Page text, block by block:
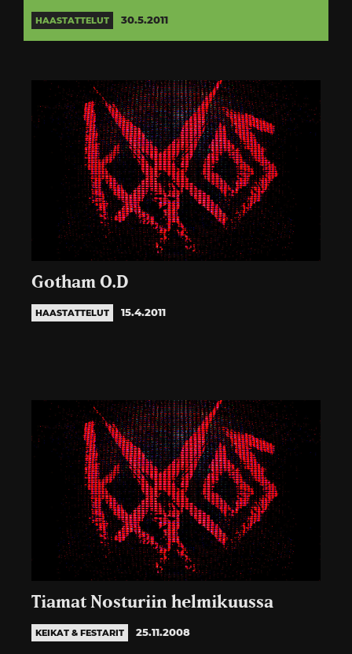
HAASTATTELUT 30.5.2011
Gotham O.D
HAASTATTELUT 15.4.2011
Tiamat Nosturiin helmikuussa
KEIKAT & FESTARIT 25.11.2008